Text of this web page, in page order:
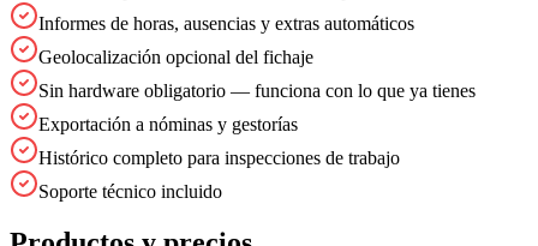
Informes de horas, ausencias y extras automáticos
Geolocalización opcional del fichaje
Sin hardware obligatorio — funciona con lo que ya tienes
Exportación a nóminas y gestorías
Histórico completo para inspecciones de trabajo
Soporte técnico incluido